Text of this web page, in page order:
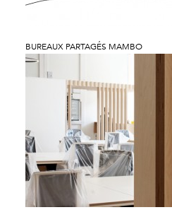
BUREAUX PARTAGÉS MAMBO